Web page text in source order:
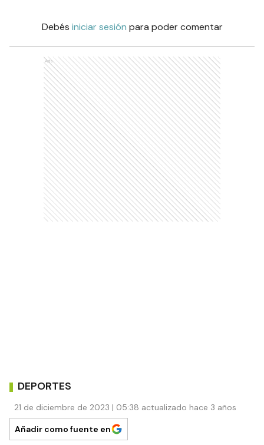
Debés iniciar sesión para poder comentar
Ads
DEPORTES
21 de diciembre de 2023 | 05:38 actualizado hace 3 años
Añadir como fuente en